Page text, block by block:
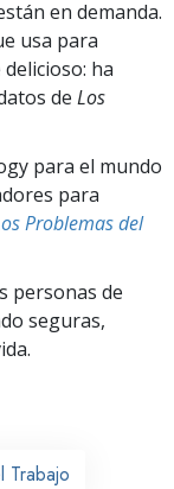
en demanda.
usa para
ha
de Los
para el mundo
para
Problemas del
personas de
seguras,
Trabajo